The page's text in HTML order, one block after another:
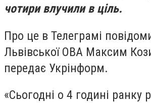
чотири влучили в ціль.
Про це в Телеграмі
Львівської ОВА Максим
передає Укрінформ.
«Сьогодні о 4 годині ранку